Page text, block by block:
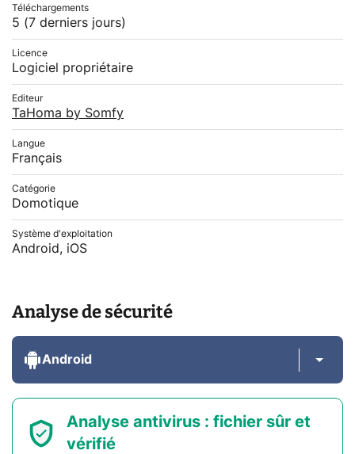
Téléchargements
5 (7 derniers jours)
Licence
Logiciel propriétaire
Editeur
TaHoma by Somfy
Langue
Français
Catégorie
Domotique
Système d'exploitation
Android, iOS
Analyse de sécurité
Android
Analyse antivirus : fichier sûr et
vérifié